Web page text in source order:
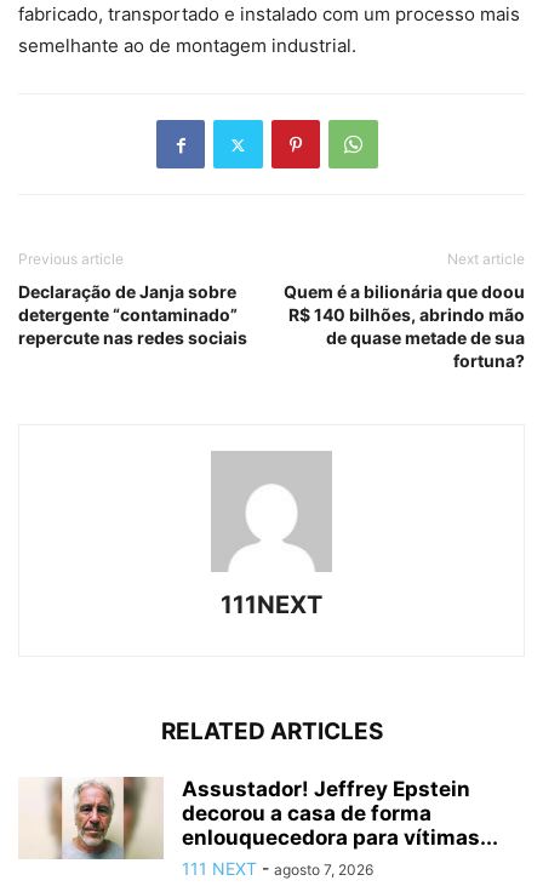
fabricado, transportado e instalado com um processo mais
semelhante ao de montagem industrial.
Previous article
Declaração de Janja sobre
detergente “contaminado”
repercute nas redes sociais
Next article
Quem é a bilionária que doou
R$ 140 bilhões, abrindo mão
de quase metade de sua
fortuna?
111NEXT
RELATED ARTICLES
Assustador! Jeffrey Epstein
decorou a casa de forma
enlouquecedora para vítimas...
111 NEXT - agosto 7, 2026